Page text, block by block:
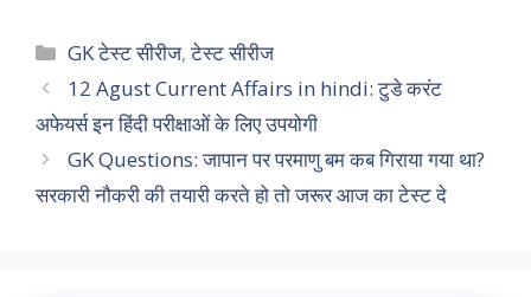
c
e
b
o
o
a
t
s
A
p
i
t
t
e
r
n
k
e
d
I
e
g
r
a
y
i
n
r
Categories
GK टेस्ट सीरीज,टेस्ट सीरीज
12 Agust Current Affairs in hindi: टुडे करंट
अफेयर्स इन हिंदी परीक्षाओं के लिए उपयोगी
GK Questions: जापान पर परमाणु बम कब गिराया गया था?
सरकारी नौकरी की तयारी करते हो तो जरूर आज का टेस्ट दे